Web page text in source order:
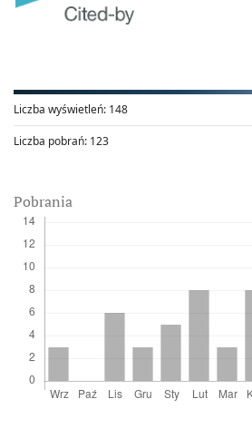
Liczba wyświetleń: 148
Liczba pobrań: 123
Pobrania